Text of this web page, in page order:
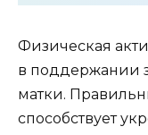
Физическая
в поддержании
матки.
способствует